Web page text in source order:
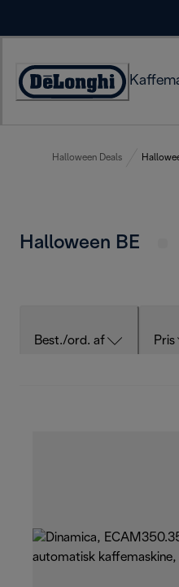
Accessibility
Halloween Deals
Halloween BE
Best./ord. af Pris